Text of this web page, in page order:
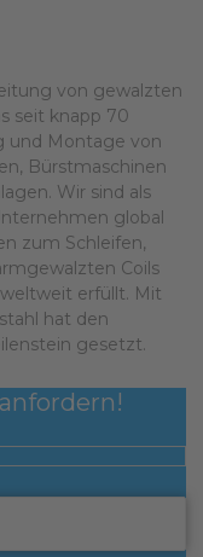
von gewalzten
seit knapp 70
und Montage von
Bürstmaschinen
Wir sind als
global
zum Schleifen,
Coils
erfüllt. Mit
hat den
gesetzt.